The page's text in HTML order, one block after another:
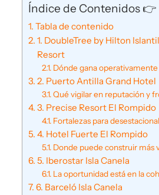
Índice de Contenidos 👉
Tabla de contenido
1. DoubleTree by Hilton
Resort
Dónde gana operativamente
2. Puerto Antilla Grand Hotel
Qué vigilar en reputación y
3. Precise Resort El Rompido
Fortalezas para
4. Hotel Fuerte El Rompido
Donde puede construir más
5. Iberostar Isla Canela
La oportunidad está en la
6. Barceló Isla Canela